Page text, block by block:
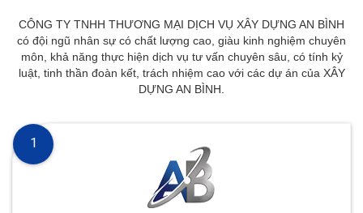
CÔNG TY TNHH THƯƠNG MẠI DỊCH VỤ XÂY DỰNG AN BÌNH
có đội ngũ nhân sự có chất lượng cao, giàu kinh nghiệm chuyên
môn, khả năng thực hiện dịch vụ tư vấn chuyên sâu, có tính kỷ
luật, tinh thần đoàn kết, trách nhiệm cao với các dự án của XÂY
DỰNG AN BÌNH.
1